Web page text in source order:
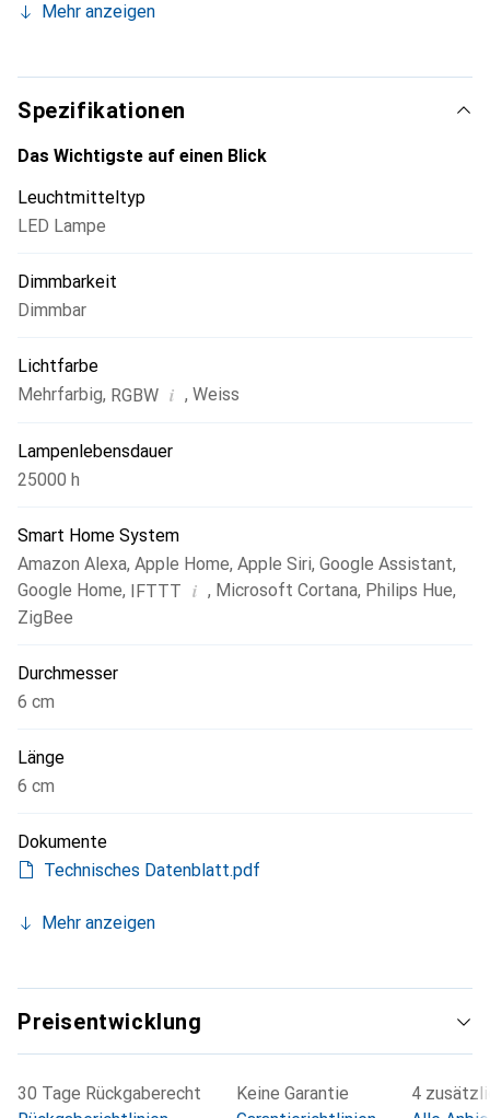
entworfen wurden - oder erstelle deine eigenen! Verbinde
Funktionen zu nutzen. Steuere deine Beleuchtung mit
deiner Stimme, der App oder jedem smarten Zubehör.
Lieferumfang: 2 Glühbirnen und eine Bridge
Mehr anzeigen
Spezifikationen
Das Wichtigste auf einen Blick
Leuchtmitteltyp
LED Lampe
Dimmbarkeit
Dimmbar
Lichtfarbe
Mehrfarbig, RGBW i , Weiss
Lampenlebensdauer
25000 h
Smart Home System
Amazon Alexa, Apple Home, Apple Siri, Google Assistant,
Google Home, IFTTT i , Microsoft Cortana, Philips Hue,
ZigBee
Durchmesser
6 cm
Länge
6 cm
Dokumente
Technisches Datenblatt.pdf
Mehr anzeigen
Preisentwicklung
30 Tage Rückgaberecht
Keine Garantie
4